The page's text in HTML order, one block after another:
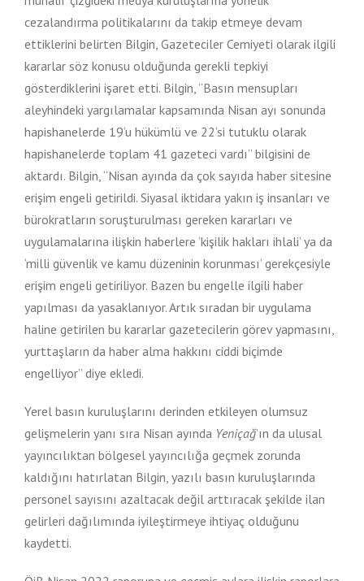
cezalandırma politikalarını da takip etmeye devam
ettiklerini belirten Bilgin, Gazeteciler Cemiyeti olarak ilgili
kararlar söz konusu olduğunda gerekli tepkiyi
gösterdiklerini işaret etti. Bilgin, “Basın mensupları
aleyhindeki yargılamalar kapsamında Nisan ayı sonunda
hapishanelerde 19’u hükümlü ve 22’si tutuklu olarak
hapishanelerde toplam 41 gazeteci vardı” bilgisini de
aktardı. Bilgin, “Nisan ayında da çok sayıda haber sitesine
erişim engeli getirildi. Siyasal iktidara yakın iş insanları ve
bürokratların soruşturulması gereken kararları ve
uygulamalarına ilişkin haberlere ‘kişilik hakları ihlali’ ya da
‘milli güvenlik ve kamu düzeninin korunması’ gerekçesiyle
erişim engeli getiriliyor. Bazen bu engelle ilgili haber
yapılması da yasaklanıyor. Artık sıradan bir uygulama
haline getirilen bu kararlar gazetecilerin görev yapmasını,
yurttaşların da haber alma hakkını ciddi biçimde
engelliyor” diye ekledi.
Yerel basın kuruluşlarını derinden etkileyen olumsuz
gelişmelerin yanı sıra Nisan ayında Yeniçağ’ın da ulusal
yayıncılıktan bölgesel yayıncılığa geçmek zorunda
kaldığını hatırlatan Bilgin, yazılı basın kuruluşlarında
personel sayısını azaltacak değil arttıracak şekilde ilan
gelirleri dağılımında iyileştirmeye ihtiyaç olduğunu
kaydetti.